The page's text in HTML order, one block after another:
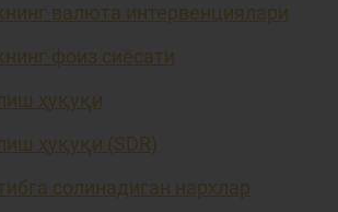
валюта интервенциялари
фоиз сиёсати
ҳуқуқи
ҳуқуқи (SDR)
солинадиган нархлар